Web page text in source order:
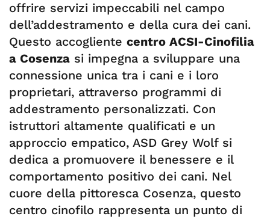
offrire servizi impeccabili nel campo
dell’addestramento e della cura dei cani.
Questo accogliente centro ACSI-Cinofilia
a Cosenza si impegna a sviluppare una
connessione unica tra i cani e i loro
proprietari, attraverso programmi di
addestramento personalizzati. Con
istruttori altamente qualificati e un
approccio empatico, ASD Grey Wolf si
dedica a promuovere il benessere e il
comportamento positivo dei cani. Nel
cuore della pittoresca Cosenza, questo
centro cinofilo rappresenta un punto di